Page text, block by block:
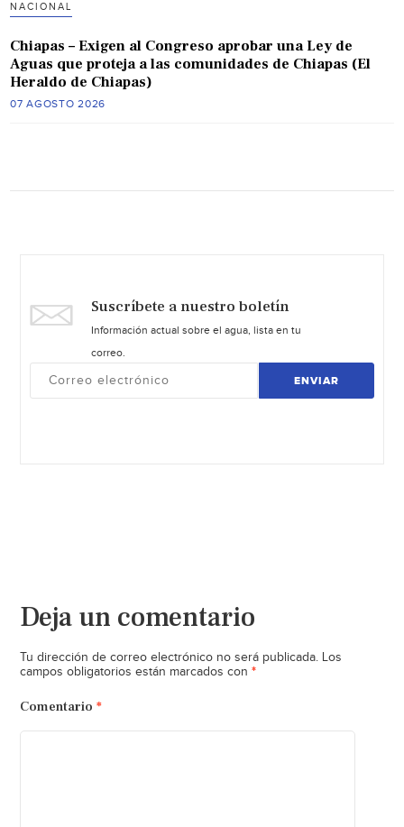
NACIONAL
Chiapas – Exigen al Congreso aprobar una Ley de
Aguas que proteja a las comunidades de Chiapas (El
Heraldo de Chiapas)
07 AGOSTO 2026
Suscríbete a nuestro boletín
Información actual sobre el agua, lista en tu
correo.
ENVIAR
Deja un comentario
Tu dirección de correo electrónico no será publicada. Los
campos obligatorios están marcados con *
Comentario *